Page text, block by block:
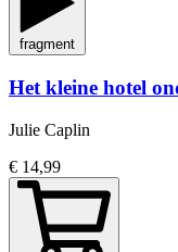
fragment
Het kleine hotel
Julie Caplin
€ 14,99